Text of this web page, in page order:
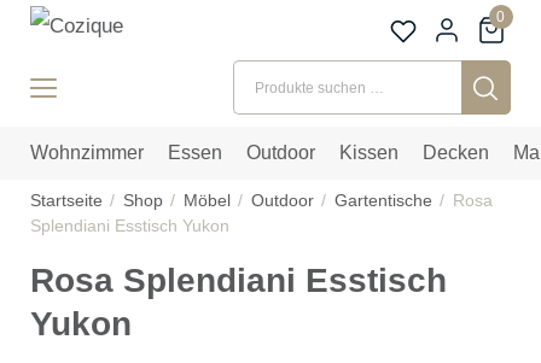
0
Suchen nach:
Wohnzimmer Essen Outdoor Kissen Decken
Startseite Shop Möbel Outdoor Gartentische
Rosa
Splendiani Esstisch Yukon
Rosa Splendiani Esstisch
Yukon